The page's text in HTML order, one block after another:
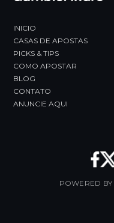
INICIO
CASAS DE APOSTAS
PICKS & TIPS
COMO APOSTAR
BLOG
CONTATO
ANUNCIE AQUI
POWERED BY